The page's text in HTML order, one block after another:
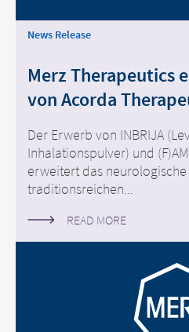
News Release
Merz Therapeutics
von Acorda
Der Erwerb von INBRIJA
Inhalationspulver) und
erweitert das
traditionsreichen...
READ MORE